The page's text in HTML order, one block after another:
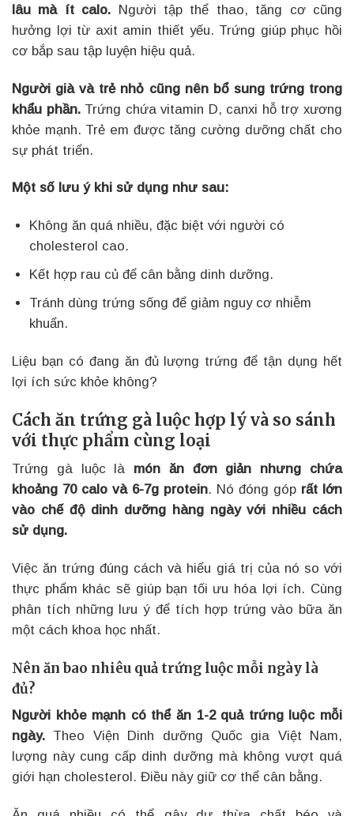
lâu mà ít calo. Người tập thể thao, tăng cơ cũng
hưởng lợi từ axit amin thiết yếu. Trứng giúp phục hồi
cơ bắp sau tập luyện hiệu quả.
Người già và trẻ nhỏ cũng nên bổ sung trứng trong
khẩu phần.Trứng chứa vitamin D, canxi hỗ trợ xương
khỏe mạnh. Trẻ em được tăng cường dưỡng chất cho
sự phát triển.
Một số lưu ý khi sử dụng như sau:
Không ăn quá nhiều, đặc biệt với người có
cholesterol cao.
Kết hợp rau củ để cân bằng dinh dưỡng.
Tránh dùng trứng sống để giảm nguy cơ nhiễm
khuẩn.
Liệu bạn có đang ăn đủ lượng trứng để tận dụng hết
lợi ích sức khỏe không?
Cách ăn trứng gà luộc hợp lý và so sánh
với thực phẩm cùng loại
Trứng gà luộc là món ăn đơn giản nhưng chứa
khoảng 70 calo và 6-7g protein. Nó đóng góp rất lớn
vào chế độ dinh dưỡng hàng ngày với nhiều cách
sử dụng.
Việc ăn trứng đúng cách và hiểu giá trị của nó so với
thực phẩm khác sẽ giúp bạn tối ưu hóa lợi ích. Cùng
phân tích những lưu ý để tích hợp trứng vào bữa ăn
một cách khoa học nhất.
Nên ăn bao nhiêu quả trứng luộc mỗi ngày là
đủ?
Người khỏe mạnh có thể ăn 1-2 quả trứng luộc mỗi
ngày. Theo Viện Dinh dưỡng Quốc gia Việt Nam,
lượng này cung cấp dinh dưỡng mà không vượt quá
giới hạn cholesterol. Điều này giữ cơ thể cân bằng.